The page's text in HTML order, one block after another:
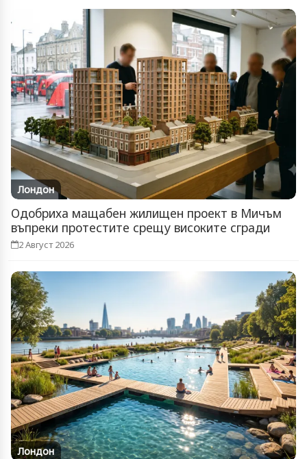
Лондон
Одобриха мащабен жилищен проект в Мичъм
въпреки протестите срещу високите сгради
2 Август 2026
Лондон